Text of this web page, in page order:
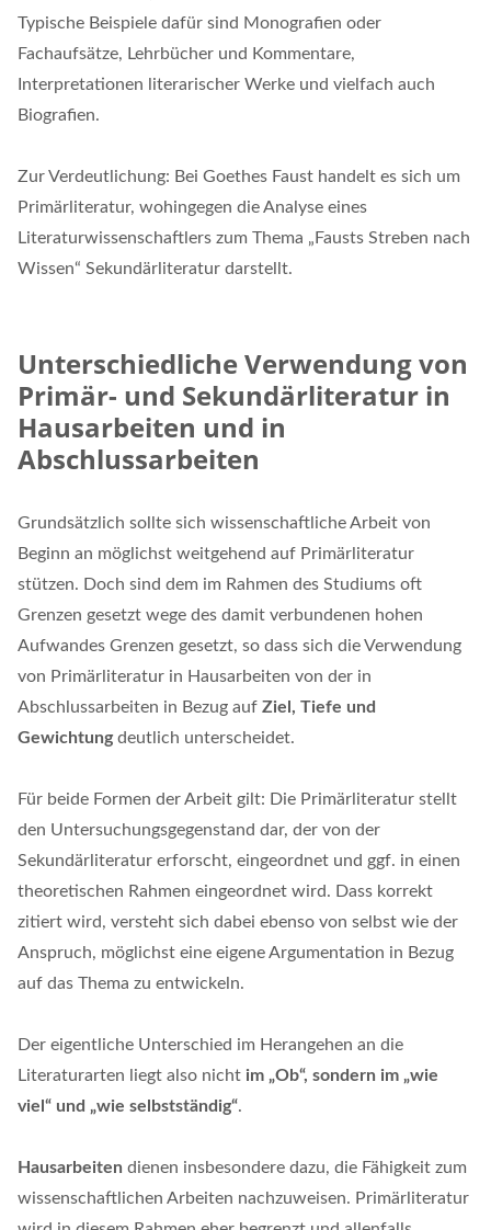
Typische Beispiele dafür sind Monografien oder
Fachaufsätze, Lehrbücher und Kommentare,
Interpretationen literarischer Werke und vielfach auch
Biografien.
Zur Verdeutlichung: Bei Goethes Faust handelt es sich um
Primärliteratur, wohingegen die Analyse eines
Literaturwissenschaftlers zum Thema „Fausts Streben nach
Wissen“ Sekundärliteratur darstellt.
Unterschiedliche Verwendung von
Primär- und Sekundärliteratur in
Hausarbeiten und in
Abschlussarbeiten
Grundsätzlich sollte sich wissenschaftliche Arbeit von
Beginn an möglichst weitgehend auf Primärliteratur
stützen. Doch sind dem im Rahmen des Studiums oft
Grenzen gesetzt wege des damit verbundenen hohen
Aufwandes Grenzen gesetzt, so dass sich die Verwendung
von Primärliteratur in Hausarbeiten von der in
Abschlussarbeiten in Bezug auf Ziel, Tiefe und
Gewichtungdeutlich unterscheidet.
Für beide Formen der Arbeit gilt: Die Primärliteratur stellt
den Untersuchungsgegenstand dar, der von der
Sekundärliteratur erforscht, eingeordnet und ggf. in einen
theoretischen Rahmen eingeordnet wird. Dass korrekt
zitiert wird, versteht sich dabei ebenso von selbst wie der
Anspruch, möglichst eine eigene Argumentation in Bezug
auf das Thema zu entwickeln.
Der eigentliche Unterschied im Herangehen an die
Literaturarten liegt also nicht im „Ob“, sondern im „wie
viel“ und „wie selbstständig“.
Hausarbeiten dienen insbesondere dazu, die Fähigkeit zum
wissenschaftlichen Arbeiten nachzuweisen. Primärliteratur